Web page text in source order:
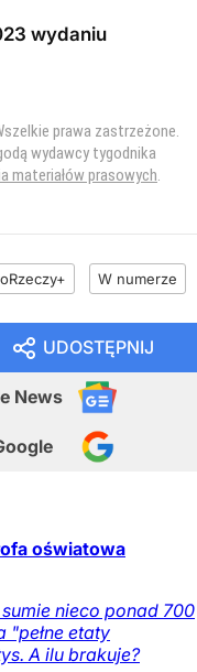
wydaniu
prawa zastrzeżone.
wydawcy tygodnika
materiałów prasowych.
W numerze
UDOSTĘPNIJ
News
oświatowa
nieco ponad 700
"pełne etaty
A ilu brakuje?